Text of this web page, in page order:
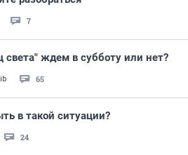
7
света" ждем в субботу или нет?
65
в такой ситуации?
24